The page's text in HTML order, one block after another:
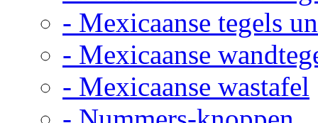
- Mexicaanse tegels
- Mexicaanse
- Mexicaanse wastafel